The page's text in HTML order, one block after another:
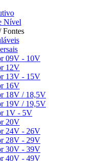
Nível
Fontes
09V - 10V
12V
13V - 15V
16V
18V / 18,5V
19V / 19,5V
1V - 5V
20V
24V - 26V
28V - 29V
30V - 39V
40V - 49V